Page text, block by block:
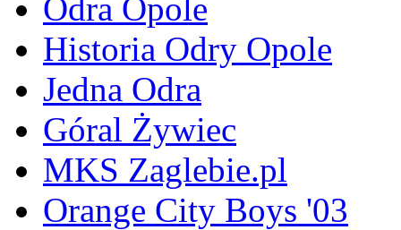
Odra Opole
Historia Odry Opole
Jedna Odra
Góral Żywiec
MKS Zaglebie.pl
Orange City Boys '03